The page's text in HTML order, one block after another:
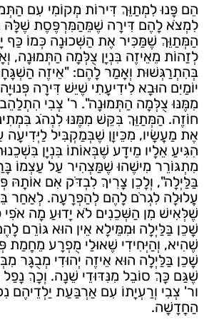
הֵם פָּנוּ לִמְתַוֵּךְ דִּירוֹת מְקוֹמִי עִם
לִמְצֹא לָהֶם דִּירָה שֶׁמֵּהַמִּרְפֶּסֶת שֶׁלָּהּ
הַמְּתַוֵּךְ שֶׁמַּכִּיר אֶת הַשְּׁכוּנָה כְּמוֹ כַּף
לְזַהוֹת מֵאֵיזֶה בִּנְיָן צֻלְּמָה הַתְּמוּנָה,
בְּהִתְרַגְּשׁוּת וְאָמַר לָהֶם: "אֵיזֶה
יוֹמַיִם הוּבָא לִידִיעָתִי שֶׁיֵּשׁ דִּירָה
מִמֶּנּוּ צֻלְּמָה הַתְּמוּנָה". ר' צְבִי
חוֹזֶה. הַמְּתַוֵּךְ בִּקֵּשׁ מִמֶּנּוּ לִנְהֹג
אֶת מַעֲשָׂיו, מִכֵּיוָן שֶׁבְּמַקְבִּיל לַיְּדִיעָה
הִגִּיעַ אֵלָיו מֵידָע שֶׁבְּאוֹתוֹ בִּנְיָן
מִתְגּוֹרֵר מִישֶׁהוּ שֶׁמַּצְהִיר עַל עַצְמוֹ
בַּלַּיְלָה", וְלָכֵן צָרִיךְ לִבְדֹּק אִם אוֹתָהּ
עֲלוּלָה לִגְרֹם לָהֶם לְהַפְרָעָה. לְאַחַר
שֶׁלְּאִישׁ מִן הַשְּׁכֵנִים לֹא יָדוּעַ מָה אֹפִי
שָׁכֵן בַּלַּיְלָה וּמִמֵּילָא אֵין הוּא גּוֹרֵם
שֶׁהִיא, וְהַיְּחִידִי שֶׁאוּלַי מֻפְרָע מֵחֲמַת
שָׁכֵן בַּלַּיְלָה הוּא אֵיזֶה יְהוּדִי מְבֻגָּר
שֶׁגַּם כָּךְ סוֹבֵל מִנִּדּוּדֵי שֵׁנָה. וְכָךְ
ור' צְבִי וְרַעְיָתוֹ עִם אַרְבַּעַת יַלְדֵיהֶם
הַחֲדָשָׁה.